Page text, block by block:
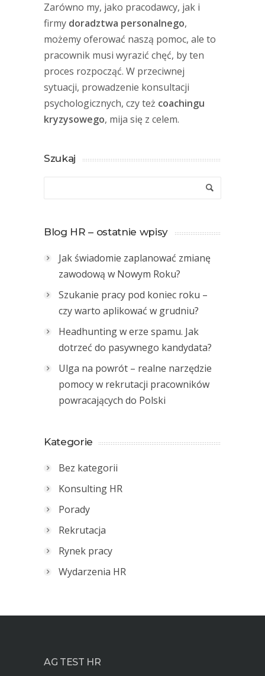
Zarówno my, jako pracodawcy, jak i
firmy doradztwa personalnego,
możemy oferować naszą pomoc, ale to
pracownik musi wyrazić chęć, by ten
proces rozpocząć. W przeciwnej
sytuacji, prowadzenie konsultacji
psychologicznych, czy też coachingu
kryzysowego, mija się z celem.
Szukaj
Blog HR – ostatnie wpisy
Jak świadomie zaplanować zmianę
zawodową w Nowym Roku?
Szukanie pracy pod koniec roku –
czy warto aplikować w grudniu?
Headhunting w erze spamu. Jak
dotrzeć do pasywnego kandydata?
Ulga na powrót – realne narzędzie
pomocy w rekrutacji pracowników
powracających do Polski
Kategorie
Bez kategorii
Konsulting HR
Porady
Rekrutacja
Rynek pracy
Wydarzenia HR
AG TEST HR